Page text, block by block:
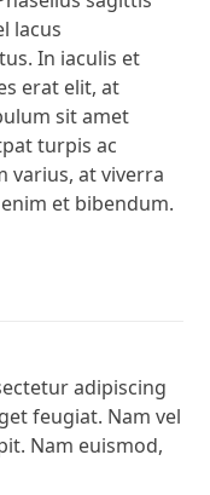
lacus
In iaculis et
erat elit, at
sit amet
turpis ac
varius, at viverra
et bibendum.
adipiscing
feugiat. Nam vel
Nam euismod,